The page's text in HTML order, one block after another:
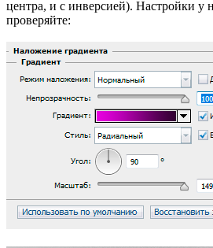
центра, и с инверсией). Настройки у
проверяйте: